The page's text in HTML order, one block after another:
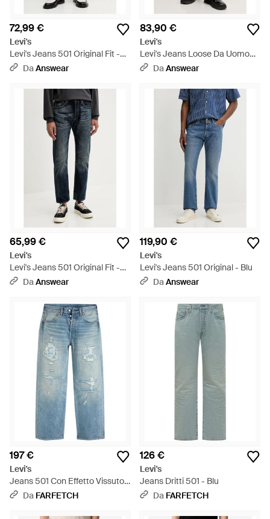
72,99 €
Levi's
Levi's Jeans 501 Original Fit -
Grigio
DaAnswear
83,90 €
Levi's
Levi's Jeans Loose Da Uomo
501 Loose - Nero
DaAnswear
65,99 €
Levi's
Levi's Jeans 501 Original Fit -
Blu DaAnswear
119,90 €
Levi's
Levi's Jeans 501 Original - Blu
DaAnswear
197 €
Levi's
Jeans 501 Con Effetto Vissuto -
Blu Da FARFETCH
126 €
Levi's
Jeans Dritti 501 - Blu
Da FARFETCH